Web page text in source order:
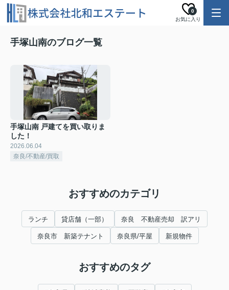
お気に入り
0
手塚山南のブログ一覧
手塚山南 戸建てを買い取りま
した！
2026.06.04
奈良/不動産/買取
おすすめのカテゴリ
ランチ 貸店舗（一部） 奈良 不動産売却 訳アリ
奈良市 新築テナント 奈良県/平屋 新規物件
おすすめのタグ